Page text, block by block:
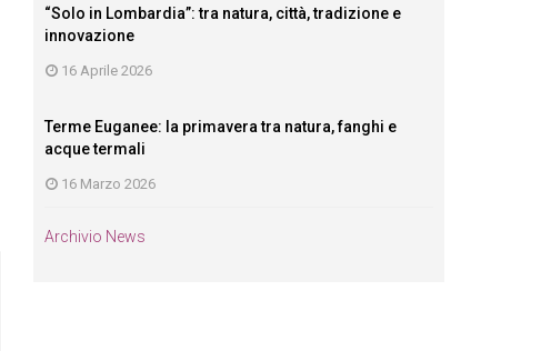
“Solo in Lombardia”: tra natura, città, tradizione e
innovazione
16 Aprile 2026
Terme Euganee: la primavera tra natura, fanghi e
acque termali
16 Marzo 2026
Archivio News